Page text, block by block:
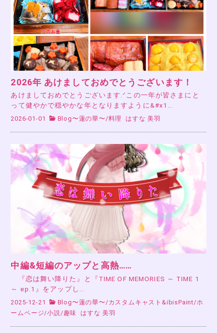
2026年 あけましておめでとうございます！
あけましておめでとうございます.ᐟこの一年が皆さまにと
って健やかで穏やかな年となりますように&#x1…
2026-01-01 Blog〜蓮の華〜/料理 はすな 美羽
中編&短編のアップと高熱……
『恋は舞い降りた』と『TIME OF MEMORIES ～ TIME 1
～ ep.1』をアップし…
2025-12-21 Blog〜蓮の華〜 /カスタムキャスト&ibisPaint/ホ
ームページ/小説 /趣味 はすな 美羽